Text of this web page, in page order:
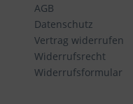
AGB
Datenschutz
Vertrag widerrufen
Widerrufsrecht
Widerrufsformular